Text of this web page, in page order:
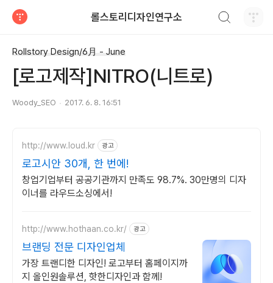
롤스토리디자인연구소
Rollstory Design/6月 - June
[로고제작]NITRO(니트로)
Woody_SEO 2017. 6. 8. 16:51
http://www.loud.kr 광고
로고시안 30개, 한 번에!
창업기업부터 공공기관까지 만족도 98.7%. 30만명의 디자
이너를 라우드소싱에서!
http://www.hothaan.co.kr/ 광고
브랜딩 전문 디자인업체
가장 트랜디한 디자인! 로고부터 홈페이지까
지 올인원솔루션, 핫한디자인과 함께!